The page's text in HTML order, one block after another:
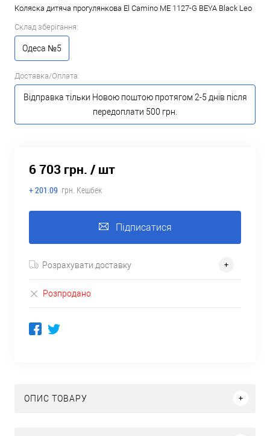
Коляска дитяча прогулянкова El Camino ME 1127-G BEYA Black Leo
Склад зберігання:
Одеса №5
Доставка/Оплата:
Відправка тільки Новою поштою протягом 2-5 днів після
передоплати 500 грн.
6 703 грн. / шт
+ 201.09 грн. Кешбек
Підписатися
Розрахувати доставку
Розпродано
ОПИС ТОВАРУ